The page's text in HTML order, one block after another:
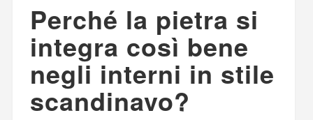
Perché la pietra si
integra così bene
negli interni in stile
scandinavo?